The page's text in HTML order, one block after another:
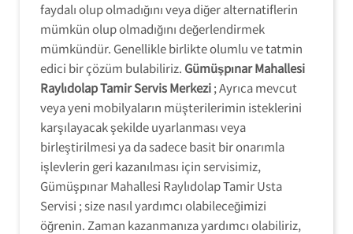
faydalı olup olmadığını veya diğer alternatiflerin
mümkün olup olmadığını değerlendirmek
mümkündür. Genellikle birlikte olumlu ve tatmin
edici bir çözüm bulabiliriz. Gümüşpınar Mahallesi
Raylıdolap Tamir Servis Merkezi; Ayrıca mevcut
veya yeni mobilyaların müşterilerimin isteklerini
karşılayacak şekilde uyarlanması veya
birleştirilmesi ya da sadece basit bir onarımla
işlevlerin geri kazanılması için servisimiz,
Gümüşpınar Mahallesi Raylıdolap Tamir Usta
Servisi ; size nasıl yardımcı olabileceğimizi
öğrenin. Zaman kazanmanıza yardımcı olabiliriz,